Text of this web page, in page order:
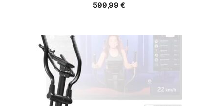
599,99 €